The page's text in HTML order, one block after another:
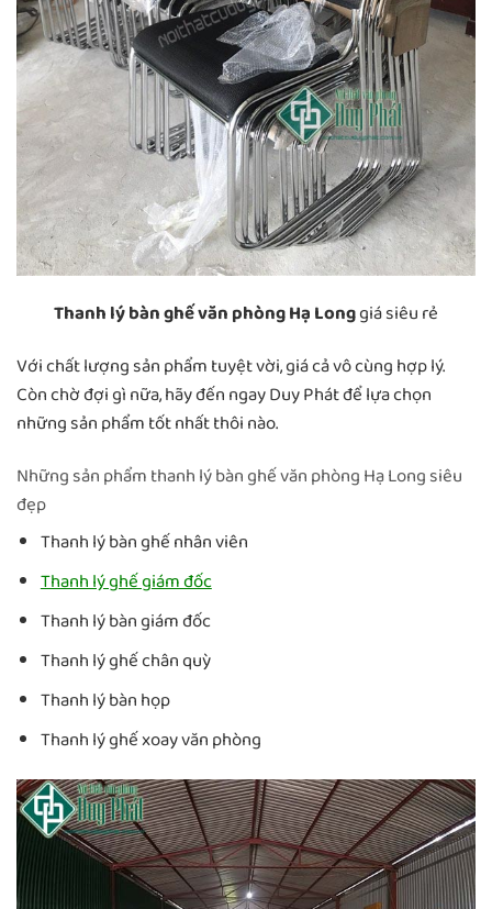
Thanh lý bàn ghế văn phòng Hạ Longgiá siêu rẻ
Với chất lượng sản phẩm tuyệt vời, giá cả vô cùng hợp lý.
Còn chờ đợi gì nữa, hãy đến ngay Duy Phát để lựa chọn
những sản phẩm tốt nhất thôi nào.
Những sản phẩm thanh lý bàn ghế văn phòng Hạ Long siêu
đẹp
Thanh lý bàn ghế nhân viên
Thanh lý ghế giám đốc
Thanh lý bàn giám đốc
Thanh lý ghế chân quỳ
Thanh lý bàn họp
Thanh lý ghế xoay văn phòng